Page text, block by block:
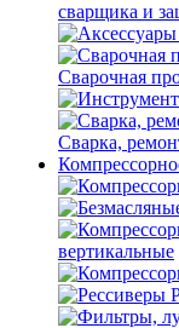
сварщика и
Сварочная
Сварка,
вертикальные